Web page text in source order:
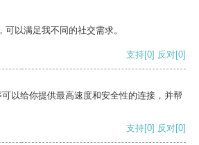
以满足我不同的社交需求。
支持[0] 反对[0]
以给你提供最高速度和安全性的连接，并帮
支持[0] 反对[0]